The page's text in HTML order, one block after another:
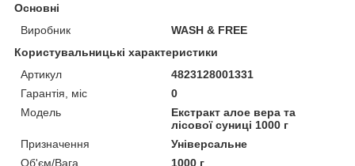
Основні
Виробник
WASH & FREE
Користувальницькі характеристики
Артикул
4823128001331
Гарантія, міс
0
Мoдель
Екстракт алое вера та
лісової суниці 1000 г
Призначення
Універсальне
Об'єм/Вага
1000 г